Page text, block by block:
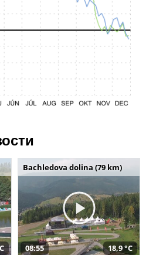
Bachledova dolina (79 km)
08:55 18,9 °C